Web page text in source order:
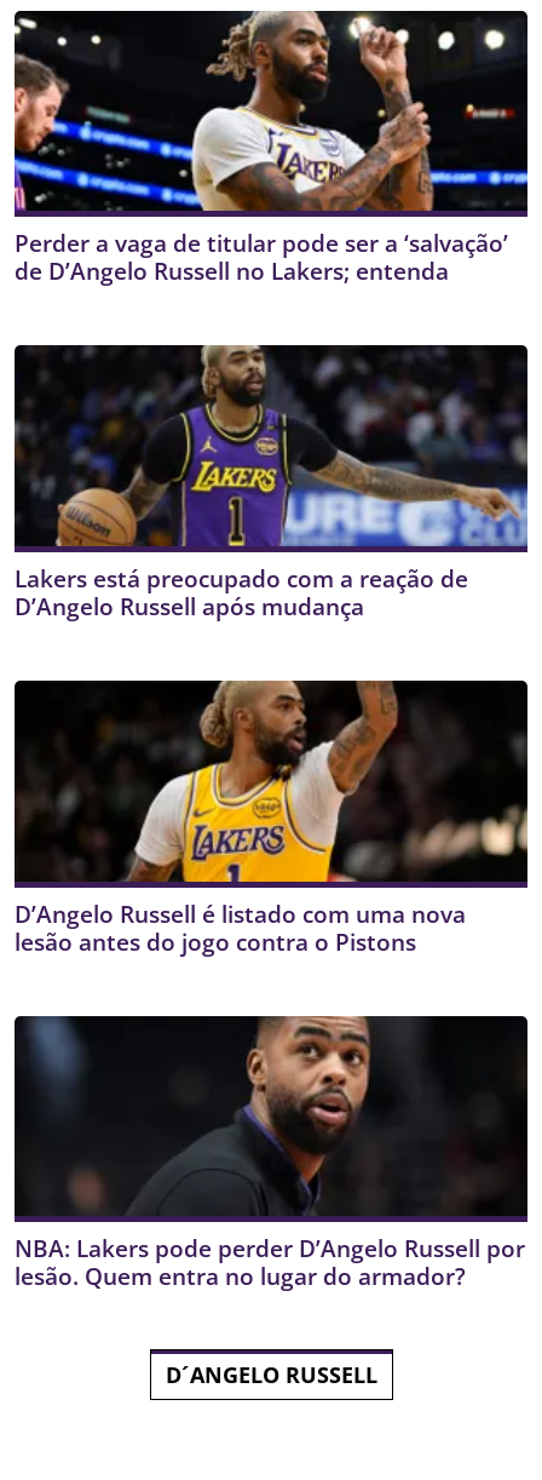
Perder a vaga de titular pode ser a ‘salvação’
de D’Angelo Russell no Lakers; entenda
Lakers está preocupado com a reação de
D’Angelo Russell após mudança
D’Angelo Russell é listado com uma nova
lesão antes do jogo contra o Pistons
NBA: Lakers pode perder D’Angelo Russell por
lesão. Quem entra no lugar do armador?
D´ANGELO RUSSELL